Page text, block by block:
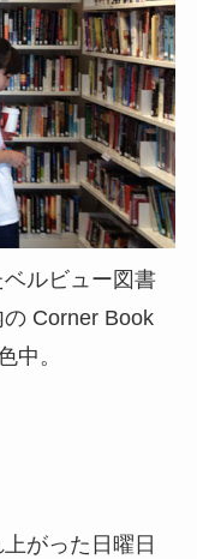
ルビュー図書
Corner Book
中。
がった日曜日